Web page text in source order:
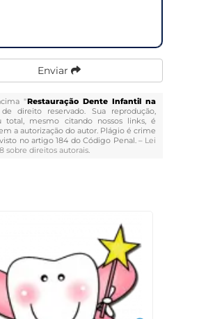
Enviar
"Restauração Dente Infantil na
direito reservado. Sua reprodução,
total, mesmo citando nossos links, é
a autorização do autor. Plágio é crime
no artigo 184 do Código Penal. – Lei
sobre direitos autorais.